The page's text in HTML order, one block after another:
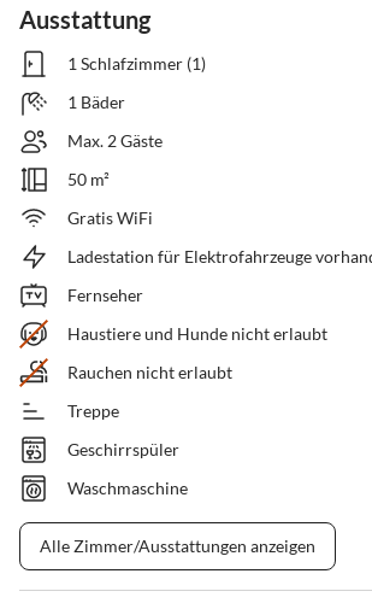
Ausstattung
1 Schlafzimmer (1)
1 Bäder
Max. 2 Gäste
50 m²
Gratis WiFi
Ladestation für Elektrofahrzeuge
Fernseher
Haustiere und Hunde nicht erlaubt
Rauchen nicht erlaubt
Treppe
Geschirrspüler
Waschmaschine
Alle Zimmer/Ausstattungen anzeigen